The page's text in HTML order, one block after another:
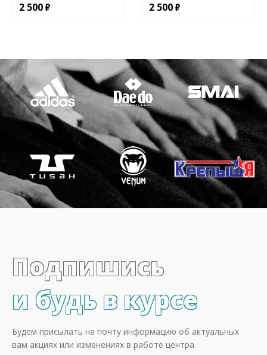
2 500 2 500
Подпишись
и будь в курсе
Будем присылать на почту информацию об актуальных
вам акциях или изменениях в работе центра.